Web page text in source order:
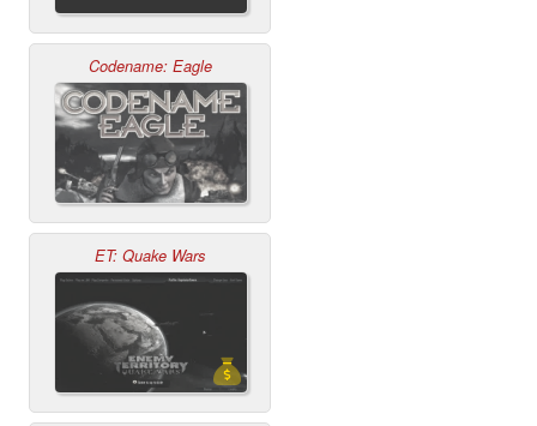
Codename: Eagle
ET: Quake Wars